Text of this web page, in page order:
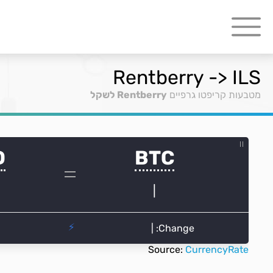
Rentberry -> ILS
מטבעות קריפטו גרפיים Rentberry לשקל
Source: CurrencyRate